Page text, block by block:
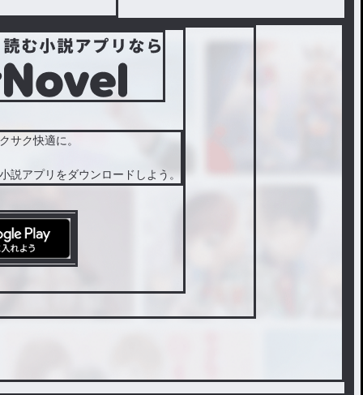
サク快適に。
説アプリをダウンロードしよう。